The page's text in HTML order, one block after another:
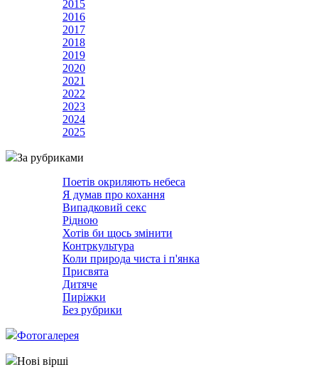
2015
2016
2017
2018
2019
2020
2021
2022
2023
2024
2025
За рубриками
Поетів окриляють небеса
Я думав про кохання
Випадковий секс
Рідною
Хотів би щось змінити
Контркультура
Коли природа чиста і п'янка
Присвята
Дитяче
Пиріжки
Без рубрики
Фотогалерея
Нові вірші